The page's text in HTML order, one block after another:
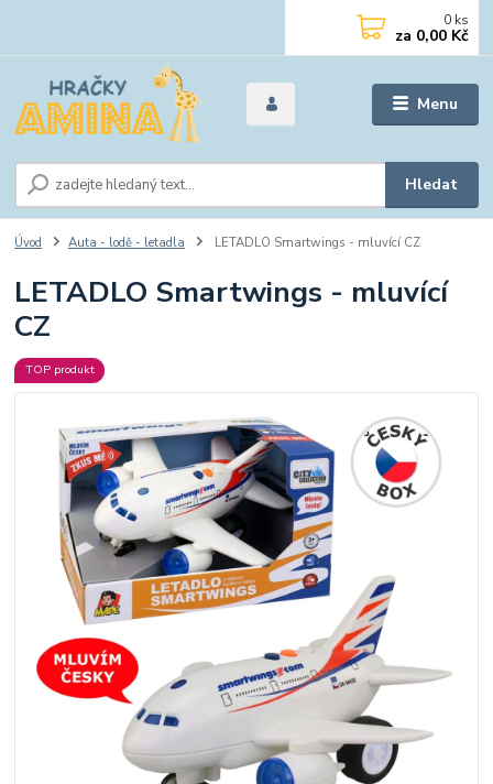
Menu
Hledat
0 ks
za 0,00 Kč
Úvod Auta - lodě - letadla LETADLO Smartwings - mluvící CZ
LETADLO Smartwings - mluvící
CZ
TOP produkt